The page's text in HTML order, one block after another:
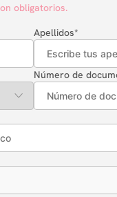
obligatorios.
Apellidos*
Número de